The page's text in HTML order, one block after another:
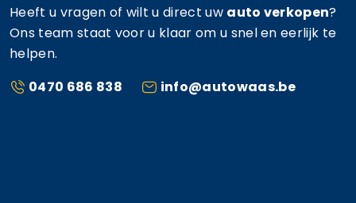
Heeft u vragen of wilt u direct uw auto verkopen?
Ons team staat voor u klaar om u snel en eerlijk te
helpen.
0470 686 838
info@autowaas.be